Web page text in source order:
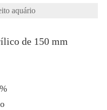
aquário
de 150 mm